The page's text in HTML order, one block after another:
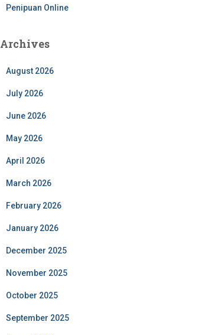
Penipuan Online
Archives
August 2026
July 2026
June 2026
May 2026
April 2026
March 2026
February 2026
January 2026
December 2025
November 2025
October 2025
September 2025